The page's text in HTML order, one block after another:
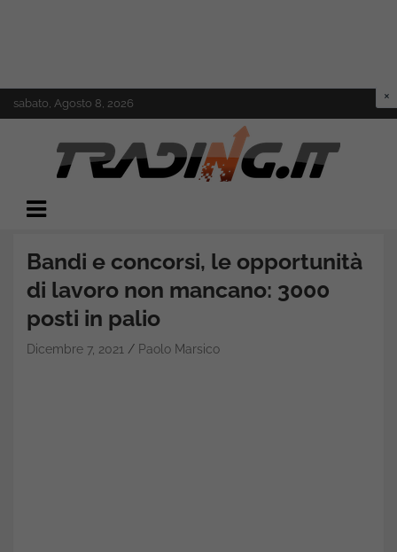
to
sabato, Agosto 8, 2026
Trading.it
Bandi e concorsi, le opportunità
di lavoro non mancano: 3000
posti in palio
Dicembre 7, 2021 Paolo Marsico